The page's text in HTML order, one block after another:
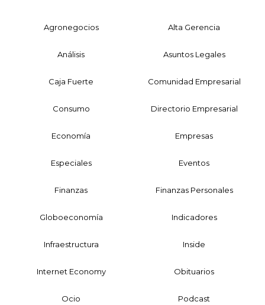
Agronegocios Alta Gerencia
Análisis Asuntos Legales
Caja Fuerte Comunidad Empresarial
Consumo Directorio Empresarial
Economía Empresas
Especiales Eventos
Finanzas Finanzas Personales
Globoeconomía Indicadores
Infraestructura Inside
Internet Economy Obituarios
Ocio Podcast